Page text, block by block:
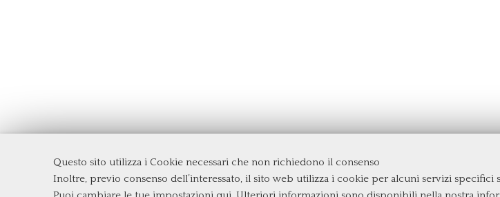
Questo sito utilizza i Cookie necessari che non richiedono il consenso
Inoltre, previo consenso dell’interessato, il sito web utilizza i cookie per alcuni servizi specifici
Dipartimento di Management e Diritto
Università degli Studi di RomaTor Vergata